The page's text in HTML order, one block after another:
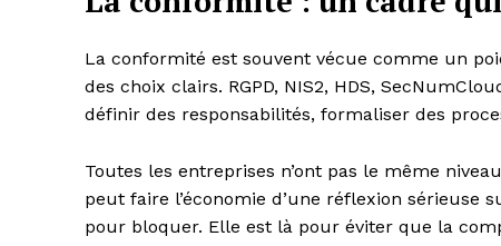
La conformité est souvent vécue comme un
des choix clairs. RGPD, NIS2, HDS,
définir des responsabilités, formaliser des
Toutes les entreprises n’ont pas le même
peut faire l’économie d’une réflexion sérieuse
pour bloquer. Elle est là pour éviter que la